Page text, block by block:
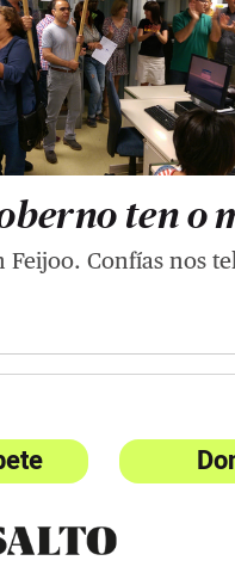
ten o
Feijoo. Confías nos